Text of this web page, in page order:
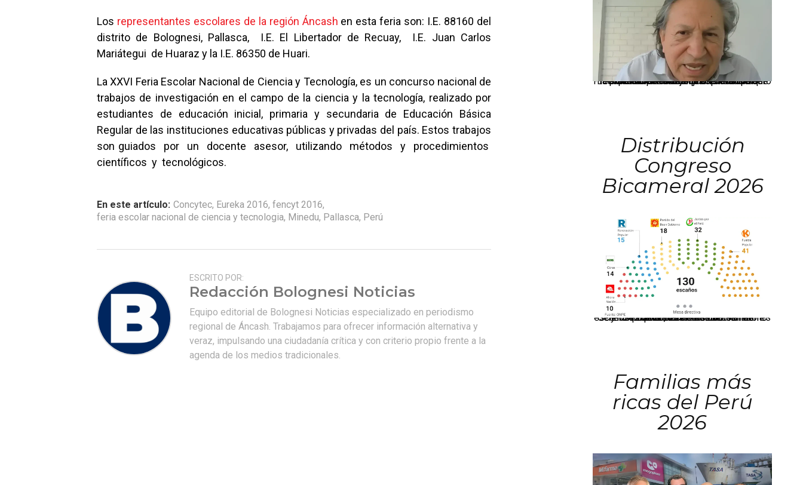
Los representantes escolares de la región Áncash en esta feria son: I.E. 88160 del
distrito de Bolognesi, Pallasca, I.E. El Libertador de Recuay, I.E. Juan Carlos
Mariátegui de Huaraz y la I.E. 86350 de Huari.
La XXVI Feria Escolar Nacional de Ciencia y Tecnología, es un concurso nacional de
trabajos de investigación en el campo de la ciencia y la tecnología, realizado por
estudiantes de educación inicial, primaria y secundaria de Educación Básica
Regular de las instituciones educativas públicas y privadas del país. Estos trabajos
son guiados por un docente asesor, utilizando métodos y procedimientos
científicos y tecnológicos.
En este artículo: Concytec, Eureka 2016, fencyt 2016,
feria escolar nacional de ciencia y tecnologia, Minedu, Pallasca, Perú
ESCRITO POR:
Redacción Bolognesi Noticias
Equipo editorial de Bolognesi Noticias especializado en periodismo
regional de Áncash. Trabajamos para ofrecer información alternativa y
veraz, impulsando una ciudadanía crítica y con criterio propio frente a la
agenda de los medios tradicionales.
La presidenta Keiko Fujimori informó que la solicitud de indulto presentada por el expresidente Alejandro Toledo será evaluada por la Comisión de Gracias Presidenciales conforme al procedimiento establecido.
Distribución
Congreso
Bicameral 2026
El JNE oficializó la distribución de escaños para la elección de 60 senadores y 130 diputados en las Elecciones Generales 2026, tras el restablecimiento de la Bicameralidad.
Familias más
ricas del Perú
2026